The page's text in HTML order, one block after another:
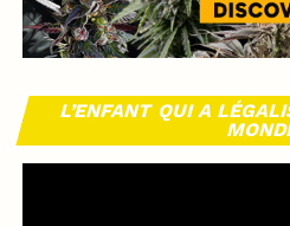
L’ENFANT QUI A